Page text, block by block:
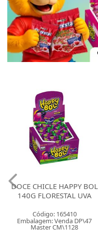
DOCE CHICLE HAPPY BOL
140G FLORESTAL UVA
Código: 165410
Embalagem: Venda DP\47
Master CM\1128